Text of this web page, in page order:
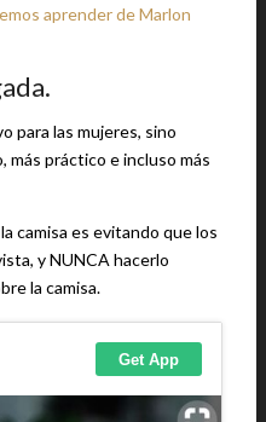
aprender de Marlon
para las mujeres, sino
más práctico e incluso más
camisa es evitando que los
y NUNCA hacerlo
la camisa.